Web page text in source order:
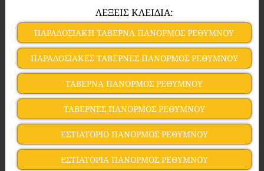
ΛΕΞΕΙΣ ΚΛΕΙΔΙΑ:
ΠΑΡΑΔΟΣΙΑΚΗ ΤΑΒΕΡΝΑ ΠΑΝΟΡΜΟΣ ΡΕΘΥΜΝΟΥ
ΠΑΡΑΔΟΣΙΑΚΕΣ ΤΑΒΕΡΝΕΣ ΠΑΝΟΡΜΟΣ ΡΕΘΥΜΝΟΥ
ΤΑΒΕΡΝΑ ΠΑΝΟΡΜΟΣ ΡΕΘΥΜΝΟΥ
ΤΑΒΕΡΝΕΣ ΠΑΝΟΡΜΟΣ ΡΕΘΥΜΝΟΥ
ΕΣΤΙΑΤΟΡΙΟ ΠΑΝΟΡΜΟΣ ΡΕΘΥΜΝΟΥ
ΕΣΤΙΑΤΟΡΙΑ ΠΑΝΟΡΜΟΣ ΡΕΘΥΜΝΟΥ